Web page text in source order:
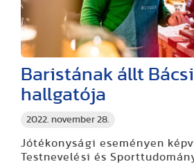
2022. november 28.
Baristának állt Bácsi
hallgatója
Jótékonysági eseményen
Testnevelési és